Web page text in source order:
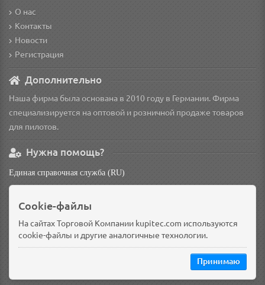
О нас
Контакты
Новости
Регистрация
Дополнительно
Наша фирма была основана в 2010 году в Германии. Фирма
специализируется на оптовой и розничной продаже товаров
для пилотов.
Нужна помощь?
Единая справочная служба (RU)
non
Основной склад: Германия, Берлин
Доп. склад: Россия, Омск
Cookie-файлы
На сайтах Торговой Компании kupitec.com используются
cookie-файлы и другие аналогичные технологии.
Принимаю